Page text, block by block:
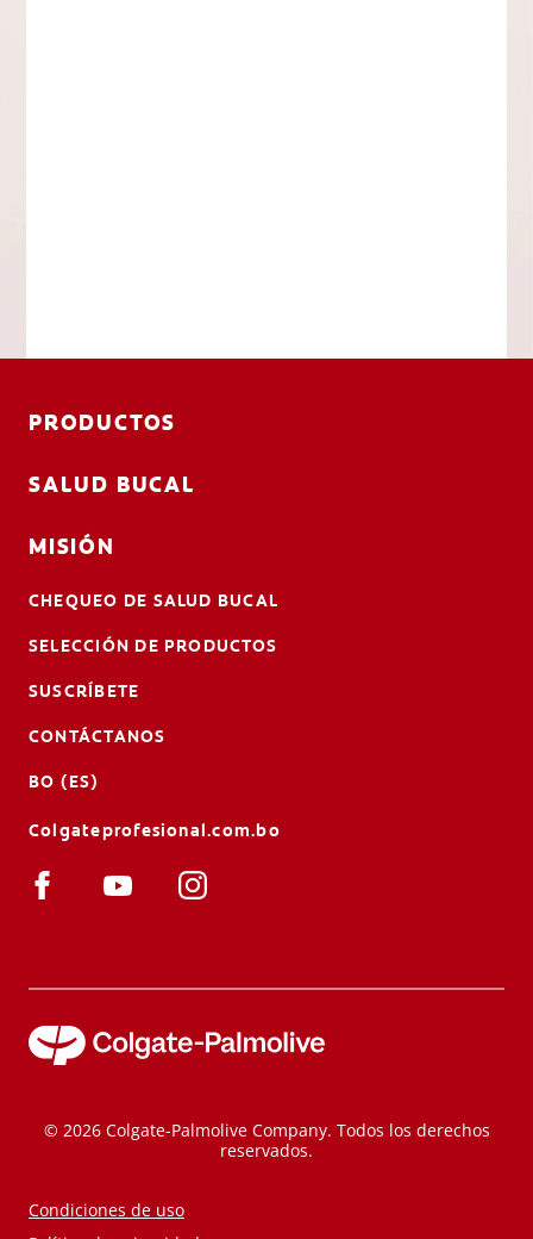
PRODUCTOS
SALUD BUCAL
MISIÓN
CHEQUEO DE SALUD BUCAL
SELECCIÓN DE PRODUCTOS
SUSCRÍBETE
CONTÁCTANOS
BO (ES)
Colgateprofesional.com.bo
© 2026 Colgate-Palmolive Company. Todos los derechos
reservados.
Condiciones de uso